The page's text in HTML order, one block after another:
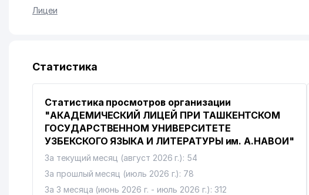
Лицеи
Статистика
Статистика просмотров организации
"АКАДЕМИЧЕСКИЙ ЛИЦЕЙ ПРИ ТАШКЕНТСКОМ
ГОСУДАРСТВЕННОМ УНИВЕРСИТЕТЕ
УЗБЕКСКОГО ЯЗЫКА И ЛИТЕРАТУРЫ им. А.НАВОИ"
За текущий месяц (август 2026 г.): 54
За прошлый месяц (июль 2026 г.): 78
За 3 месяца (июнь 2026 г. - июль 2026 г.): 312